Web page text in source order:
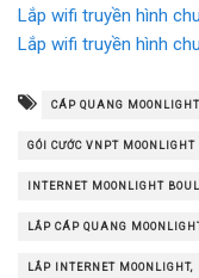
Lắp wifi truyền hình
Lắp wifi truyền hình
CÁP QUANG
GÓI CƯỚC VNPT
INTERNET MOONLIGHT
LẮP CÁP QUANG
LẮP INTERNET MOONLIGHT,